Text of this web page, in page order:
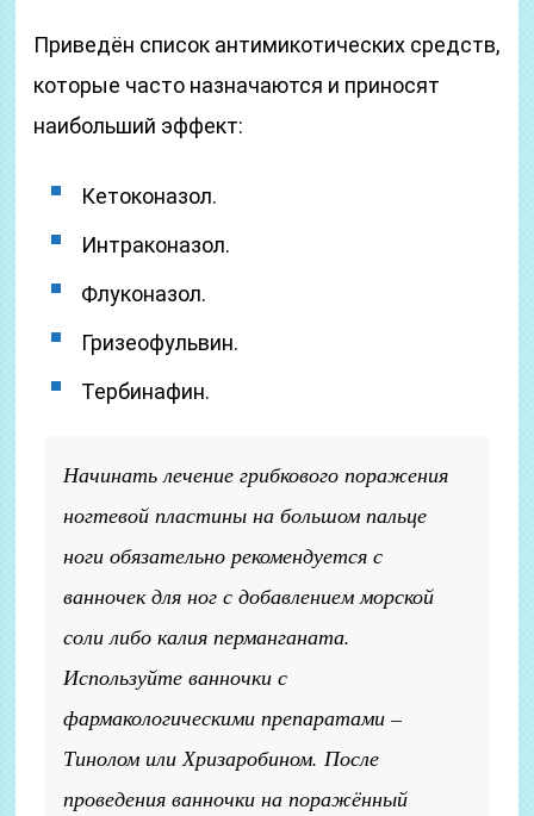
Приведён список антимикотических средств,
которые часто назначаются и приносят
наибольший эффект:
Кетоконазол.
Интраконазол.
Флуконазол.
Гризеофульвин.
Тербинафин.
Начинать лечение грибкового поражения
ногтевой пластины на большом пальце
ноги обязательно рекомендуется с
ванночек для ног с добавлением морской
соли либо калия перманганата.
Используйте ванночки с
фармакологическими препаратами –
Тинолом или Хризаробином. После
проведения ванночки на поражённый